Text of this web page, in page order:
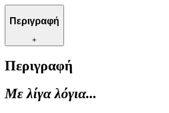
Περιγραφή
+
Περιγραφή
Με λίγα λόγια...